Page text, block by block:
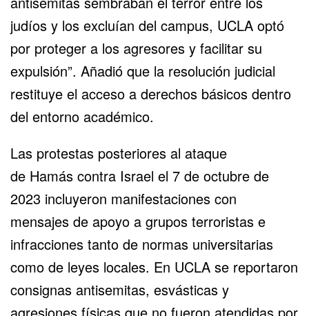
judíos y los excluían del campus, UCLA optó
por proteger a los agresores y facilitar su
expulsión”. Añadió que la resolución judicial
restituye el acceso a derechos básicos dentro
del entorno académico.
Las protestas posteriores al ataque
de Hamás contra Israel el 7 de octubre de
2023 incluyeron manifestaciones con
mensajes de apoyo a grupos terroristas e
infracciones tanto de normas universitarias
como de leyes locales. En UCLA se reportaron
consignas antisemitas, esvásticas y
agresiones físicas que no fueron atendidas por